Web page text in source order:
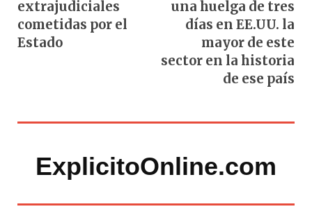
extrajudiciales
cometidas por el
Estado
una huelga de tres
días en EE.UU. la
mayor de este
sector en la historia
de ese país
ExplicitoOnline.com